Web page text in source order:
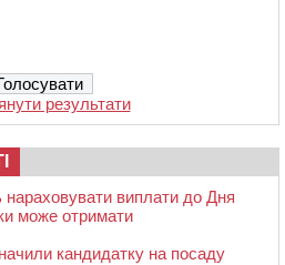
результати
виплати до Дня
може отримати
кандидатку на посаду